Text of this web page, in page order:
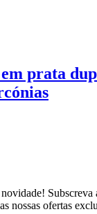
prata
Subscreva
nossas ofertas